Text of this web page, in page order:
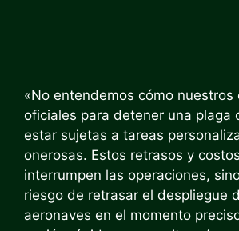
«No entendemos cómo nuestros
oficiales para detener una plaga
estar sujetas a tareas
onerosas. Estos retrasos y
interrumpen las operaciones,
riesgo de retrasar el despliegue
aeronaves en el momento